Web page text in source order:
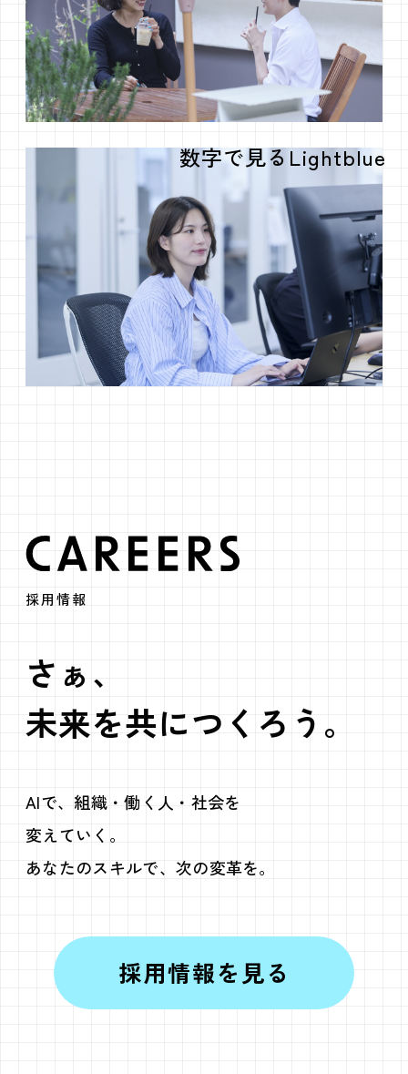
数字で見るLightblue
CAREERS
採用情報
さぁ、
未来を共につくろう。
AIで、組織・働く人・社会を
変えていく。
あなたのスキルで、次の変革を。
採用情報を見る